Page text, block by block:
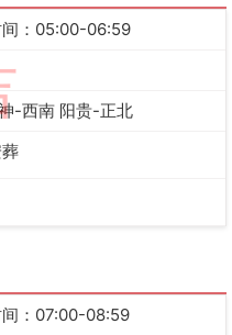
间：05:00-06:59
-西南 阳贵-正北
间：07:00-08:59